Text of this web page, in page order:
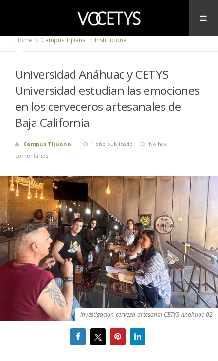
Home Campus Tijuana Institucional
Universidad Anáhuac y CETYS
Universidad estudian las emociones
en los cerveceros artesanales de
Baja California
Campus Tijuana 1 año publicado
No hay
comentarios
investigacion-cerveza-artesanal-CETYS-Anahuac-02